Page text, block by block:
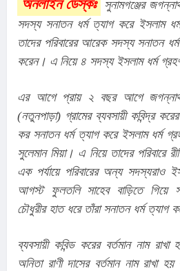
অনলাইন ডেস্কঃ
সুনামগঞ্জের
সদস্য সনাতন ধর্ম ত্যাগ করে ইসলাম
তাদের পরিবারের আরেক সদস্য সনাতন
করেন। এ নিয়ে ৪ সদস্য ইসলাম ধর্ম
এর আগে প্রায় ২ বছর আগে
(নতুনপাড়া) গ্রামের ব্যবসায়ী কবিন্দ্র
কর সনাতন ধর্ম ত্যাগ করে ইসলাম ধর্ম
সুলেমান মিয়া। এ নিয়ে তাদের পরিবারে
এক পর্যায়ে পরিবারের অন্য সদস্যরাও
আগস্ট ফুলতলি সাহেব বাড়িতে গিয়ে
চৌধুরীর হাত ধরে তাঁরা সনাতন ধর্ম ত্যাগ
ব্যবসায়ী কবিন্ড করের বর্তমান নাম
অনিতা রাণী দাসের বর্তমান নাম রাখা